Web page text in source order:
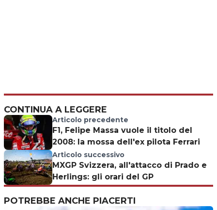
CONTINUA A LEGGERE
Articolo precedente
F1, Felipe Massa vuole il titolo del
2008: la mossa dell'ex pilota Ferrari
Articolo successivo
MXGP Svizzera, all'attacco di Prado e
Herlings: gli orari del GP
POTREBBE ANCHE PIACERTI